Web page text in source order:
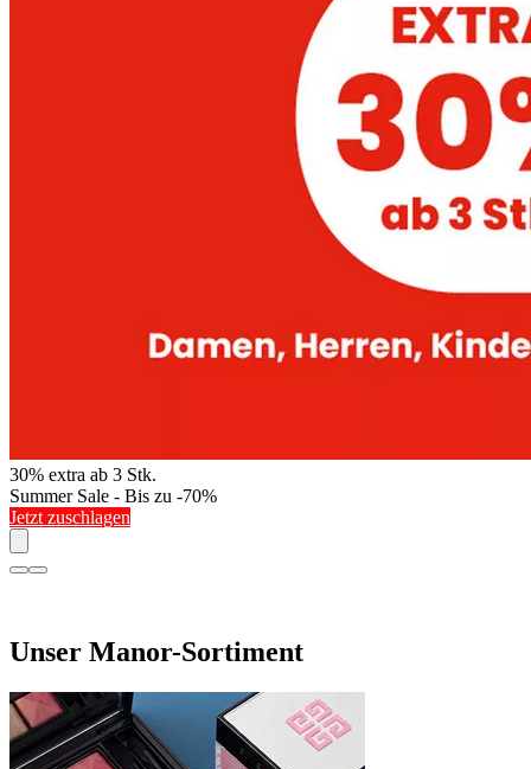
30% extra ab 3 Stk.
Summer Sale - Bis zu -70%
Jetzt zuschlagen
Unser Manor-Sortiment